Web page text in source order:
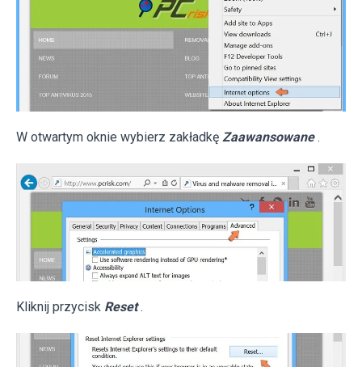
W otwartym oknie wybierz zakładkę Zaawansowane .
Kliknij przycisk Reset .